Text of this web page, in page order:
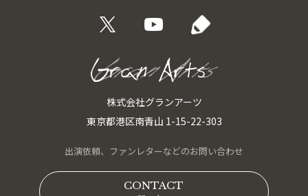
株式会社グランアーツ
東京都港区南青山 1-15-22-303
出演依頼、 ファンレターなどのお問い合わせ
CONTACT